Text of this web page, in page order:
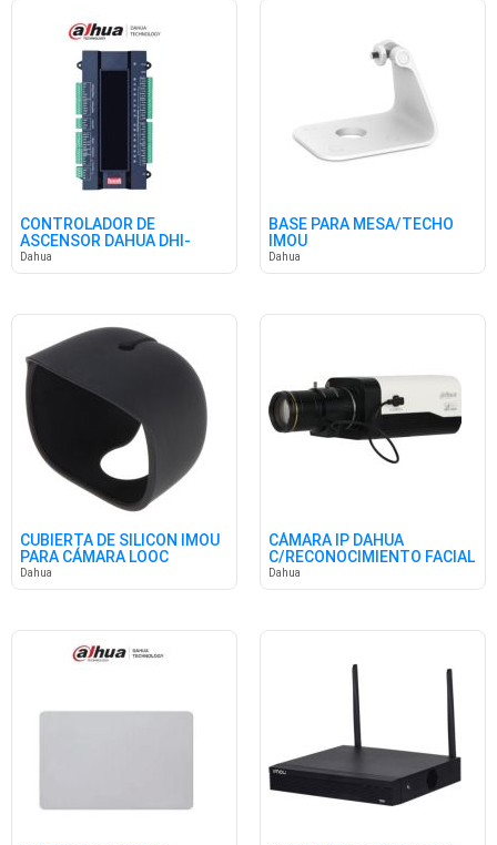
CONTROLADOR DE
ASCENSOR DAHUA DHI-
VTM416
Dahua
BASE PARA MESA/TECHO
IMOU
Dahua
CUBIERTA DE SILICON IMOU
PARA CÁMARA LOOC
Dahua
CÁMARA IP DAHUA
C/RECONOCIMIENTO FACIAL
Dahua